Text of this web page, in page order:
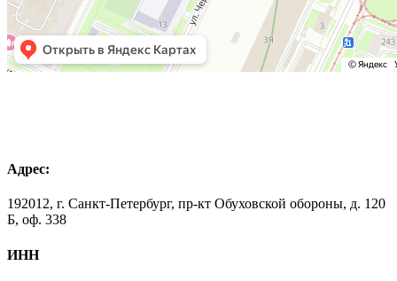
Адрес:
192012, г. Санкт-Петербург, пр-кт Обуховской обороны, д. 120
Б, оф. 338
ИНН